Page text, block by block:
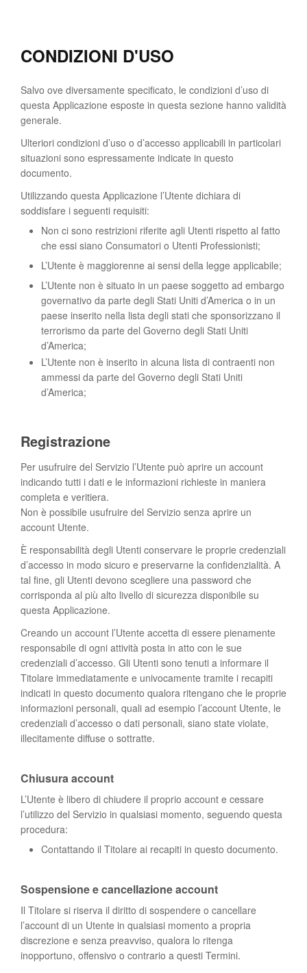
CONDIZIONI D'USO
Salvo ove diversamente specificato, le condizioni d’uso di
questa Applicazione esposte in questa sezione hanno validità
generale.
Ulteriori condizioni d’uso o d’accesso applicabili in particolari
situazioni sono espressamente indicate in questo
documento.
Utilizzando questa Applicazione l’Utente dichiara di
soddisfare i seguenti requisiti:
Non ci sono restrizioni riferite agli Utenti rispetto al fatto
che essi siano Consumatori o Utenti Professionisti;
L’Utente è maggiorenne ai sensi della legge applicabile;
L’Utente non è situato in un paese soggetto ad embargo
governativo da parte degli Stati Uniti d’America o in un
paese inserito nella lista degli stati che sponsorizzano il
terrorismo da parte del Governo degli Stati Uniti
d’America;
L’Utente non è inserito in alcuna lista di contraenti non
ammessi da parte del Governo degli Stati Uniti
d’America;
Registrazione
Per usufruire del Servizio l’Utente può aprire un account
indicando tutti i dati e le informazioni richieste in maniera
completa e veritiera.
Non è possibile usufruire del Servizio senza aprire un
account Utente.
È responsabilità degli Utenti conservare le proprie credenziali
d’accesso in modo sicuro e preservarne la confidenzialità. A
tal fine, gli Utenti devono scegliere una password che
corrisponda al più alto livello di sicurezza disponibile su
questa Applicazione.
Creando un account l’Utente accetta di essere pienamente
responsabile di ogni attività posta in atto con le sue
credenziali d’accesso. Gli Utenti sono tenuti a informare il
Titolare immediatamente e univocamente tramite i recapiti
indicati in questo documento qualora ritengano che le proprie
informazioni personali, quali ad esempio l’account Utente, le
credenziali d’accesso o dati personali, siano state violate,
illecitamente diffuse o sottratte.
Chiusura account
L’Utente è libero di chiudere il proprio account e cessare
l’utilizzo del Servizio in qualsiasi momento, seguendo questa
procedura:
Contattando il Titolare ai recapiti in questo documento.
Sospensione e cancellazione account
Il Titolare si riserva il diritto di sospendere o cancellare
l’account di un Utente in qualsiasi momento a propria
discrezione e senza preavviso, qualora lo ritenga
inopportuno, offensivo o contrario a questi Termini.